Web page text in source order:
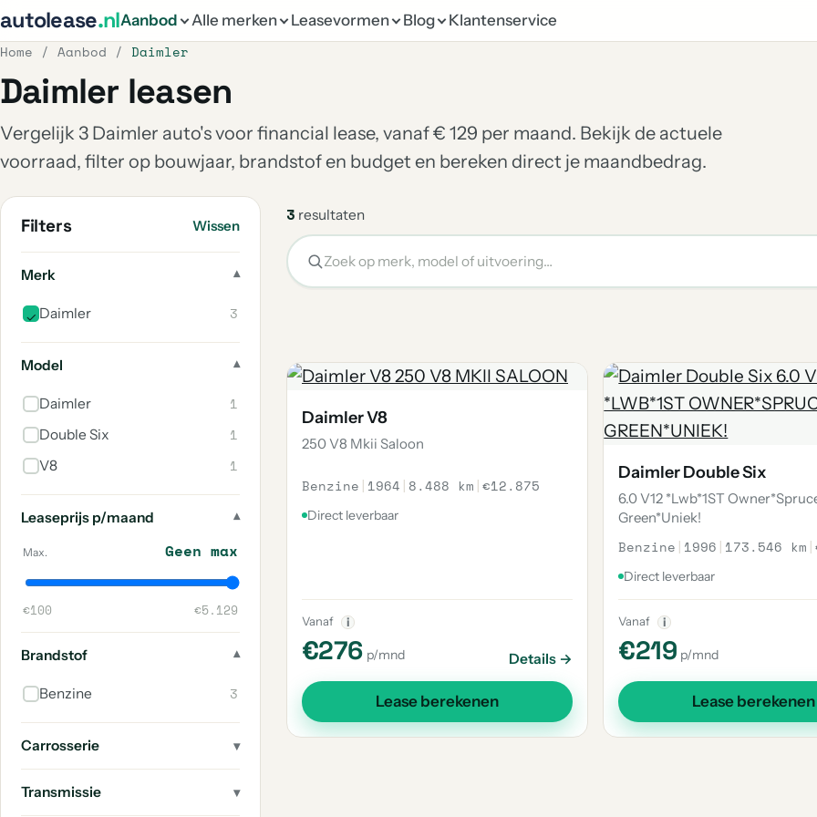
autolease.nlAanbod Alle merken Leasevormen Blog Klantenservice
Home / Aanbod / Daimler
Daimler leasen
Vergelijk 3 Daimler auto's voor financial lease, vanaf € 129 per maand. Bekijk de actuele
voorraad, filter op bouwjaar, brandstof en budget en bereken direct je maandbedrag.
Filters Wissen
Merk
Daimler 3
Model
Daimler 1
Double Six 1
V8 1
Leaseprijs p/maand
Max. Geen max
€100 €5.129
Brandstof
Benzine 3
Carrosserie
Transmissie
3 resultaten
Daimler V8
250 V8 Mkii Saloon
Benzine | 1964 | 8.488 km |€12.875
Direct leverbaar
Vanaf i
€276 p/mnd Details →
Lease berekenen
Daimler Double Six
6.0 V12 *Lwb*1ST
Green*Uniek!
Benzine | 1996 | 173.546 km |
Direct leverbaar
Vanaf i
€219 p/mnd
Lease berekenen